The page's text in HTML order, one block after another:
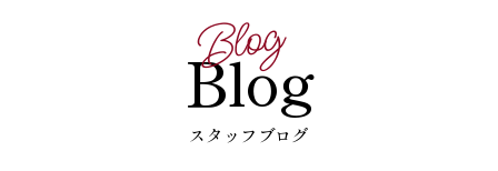
Blog
Blog
スタッフブログ